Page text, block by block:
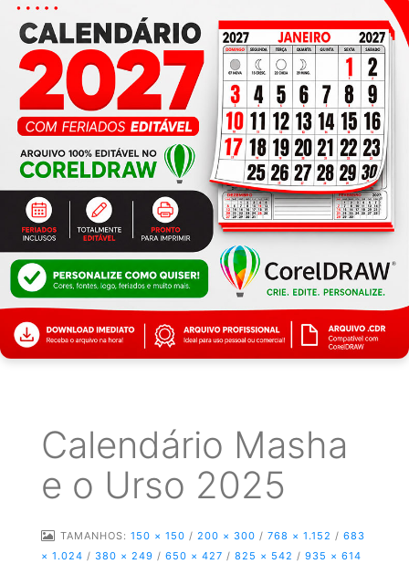
Calendário Masha
e o Urso 2025
TAMANHOS: 150 × 150 / 200 × 300 / 768 × 1.152 / 683
× 1.024 / 380 × 249 / 650 × 427 / 825 × 542 / 935 × 614